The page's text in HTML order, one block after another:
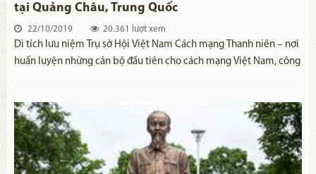
tại Quảng Châu, Trung Quốc
22/10/2019 20.361 lượt xem
Di tích lưu niệm Trụ sở Hội Việt Nam Cách mạng Thanh niên – nơi
huấn luyện những cán bộ đầu tiên cho cách mạng Việt Nam, công